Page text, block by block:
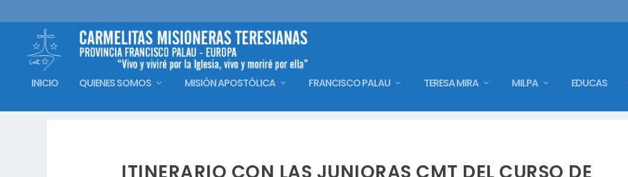
INICIO QUIENES SOMOS MISIÓN APOSTÓLICA FRANCISCO PALAU TERESA MIRA MILPA EDUCAS
ITINERARIO CON LAS JUNIORAS CMT DEL CURSO DE